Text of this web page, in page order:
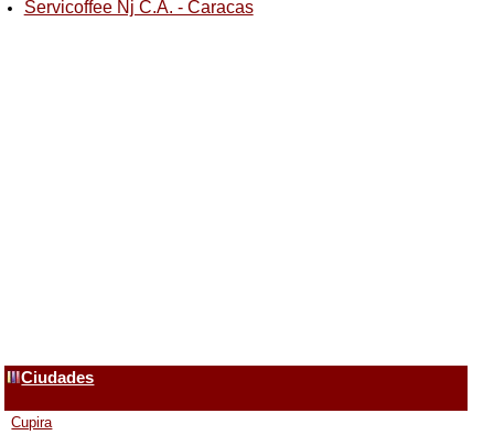
Servicoffee Nj C.A. - Caracas
Ciudades
Cupira